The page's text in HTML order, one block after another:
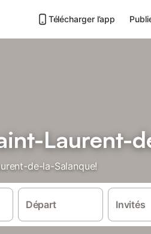
Télécharger l’app
Laurent-
de-la-Salanque!
Départ Invités